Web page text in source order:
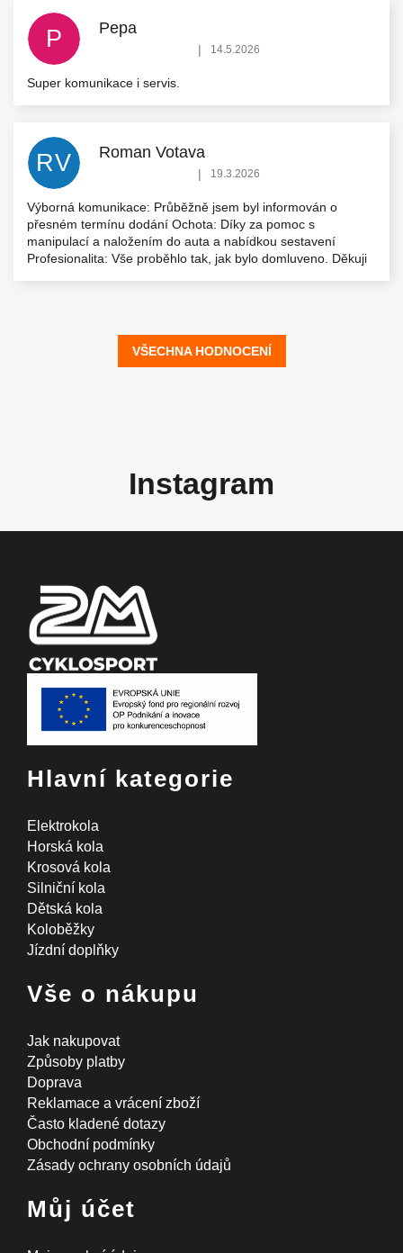
P Pepa
Hodnocení obchodu je 5 z 5 hvězdiček.
| 14.5.2026
Super komunikace i servis.
RV Roman Votava
Hodnocení obchodu je 5 z 5 hvězdiček.
| 19.3.2026
Výborná komunikace: Průběžně jsem byl informován o
přesném termínu dodání Ochota: Díky za pomoc s
manipulací a naložením do auta a nabídkou sestavení
Profesionalita: Vše proběhlo tak, jak bylo domluveno. Děkuji
VŠECHNA HODNOCENÍ
t
Instagram
Hlavní kategorie
Elektrokola
Horská kola
Krosová kola
Silniční kola
Dětská kola
Koloběžky
Jízdní doplňky
Vše o nákupu
Jak nakupovat
Způsoby platby
Doprava
Reklamace a vrácení zboží
Často kladené dotazy
Obchodní podmínky
Zásady ochrany osobních údajů
Můj účet